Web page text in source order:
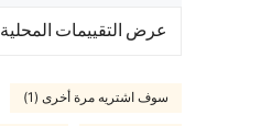
عرض التقييمات المحلية
سوف اشتريه مرة أخرى (1)